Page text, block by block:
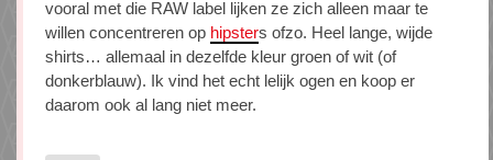
vooral met die RAW label lijken ze zich alleen maar te
willen concentreren op hipsters ofzo. Heel lange, wijde
shirts… allemaal in dezelfde kleur groen of wit (of
donkerblauw). Ik vind het echt lelijk ogen en koop er
daarom ook al lang niet meer.